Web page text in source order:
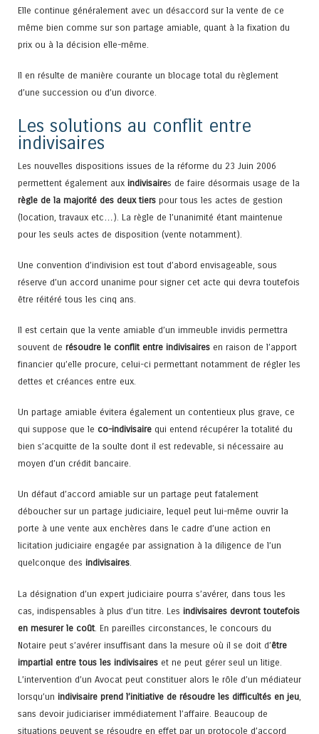
Elle continue généralement avec un désaccord sur la vente de ce
même bien comme sur son partage amiable, quant à la fixation du
prix ou à la décision elle-même.
Il en résulte de manière courante un blocage total du règlement
d’une succession ou d’un divorce.
Les solutions au conflit entre
indivisaires
Les nouvelles dispositions issues de la réforme du 23 Juin 2006
permettent également aux indivisaires de faire désormais usage de la
règle de la majorité des deux tiers pour tous les actes de gestion
(location, travaux etc…). La règle de l’unanimité étant maintenue
pour les seuls actes de disposition (vente notamment).
Une convention d’indivision est tout d’abord envisageable, sous
réserve d’un accord unanime pour signer cet acte qui devra toutefois
être réitéré tous les cinq ans.
Il est certain que la vente amiable d’un immeuble invidis permettra
souvent de résoudre le conflit entre indivisaires en raison de l’apport
financier qu’elle procure, celui-ci permettant notamment de régler les
dettes et créances entre eux.
Un partage amiable évitera également un contentieux plus grave, ce
qui suppose que le co-indivisaire qui entend récupérer la totalité du
bien s’acquitte de la soulte dont il est redevable, si nécessaire au
moyen d’un crédit bancaire.
Un défaut d’accord amiable sur un partage peut fatalement
déboucher sur un partage judiciaire, lequel peut lui-même ouvrir la
porte à une vente aux enchères dans le cadre d’une action en
licitation judiciaire engagée par assignation à la diligence de l’un
quelconque des indivisaires.
La désignation d’un expert judiciaire pourra s’avérer, dans tous les
cas, indispensables à plus d’un titre. Les indivisaires devront toutefois
en mesurer le coût . En pareilles circonstances, le concours du
Notaire peut s’avérer insuffisant dans la mesure où il se doit d’être
impartial entre tous les indivisaires et ne peut gérer seul un litige.
L’intervention d’un Avocat peut constituer alors le rôle d’un médiateur
lorsqu’un indivisaire prend l’initiative de résoudre les difficultés en jeu
sans devoir judiciariser immédiatement l’affaire. Beaucoup de
situations peuvent se résoudre en effet par un protocole d’accord